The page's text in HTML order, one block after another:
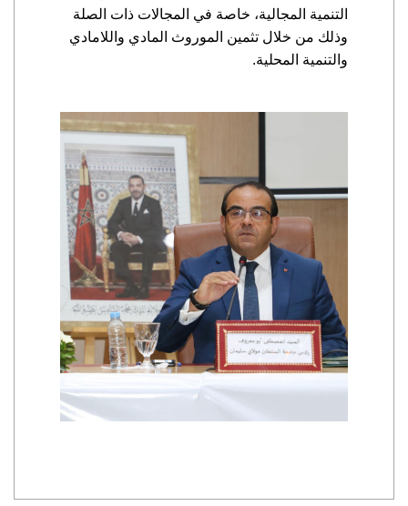
التنمية المجالية، خاصة في المجالات ذات الصلة
وذلك من خلال تثمين الموروث المادي واللامادي
والتنمية المحلية.